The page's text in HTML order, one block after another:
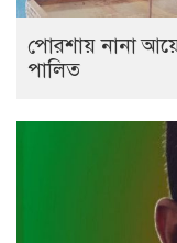
পোরশায় নানা
পালিত